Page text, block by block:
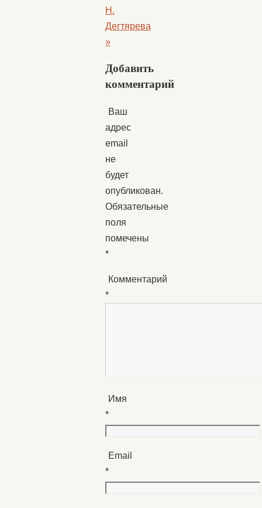
Н.
Дегтярева
»
Добавить
комментарий
Ваш
адрес
email
не
будет
опубликован.
Обязательные
поля
помечены
*
Комментарий
*
Имя
*
Email
*